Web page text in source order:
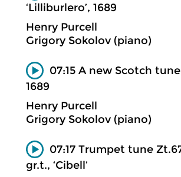
‘Lilliburlero’, 1689
Henry Purcell
Grigory Sokolov (piano)
07:15 A new Scotch
1689
Henry Purcell
Grigory Sokolov (piano)
07:17 Trumpet tune
gr.t., ‘Cibell’